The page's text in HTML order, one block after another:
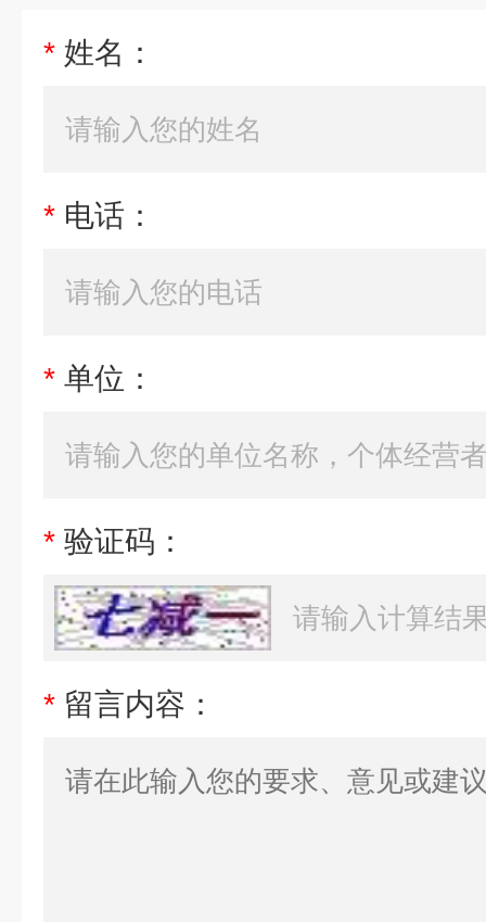
* 姓名：
* 电话：
* 单位：
* 验证码：
* 留言内容：